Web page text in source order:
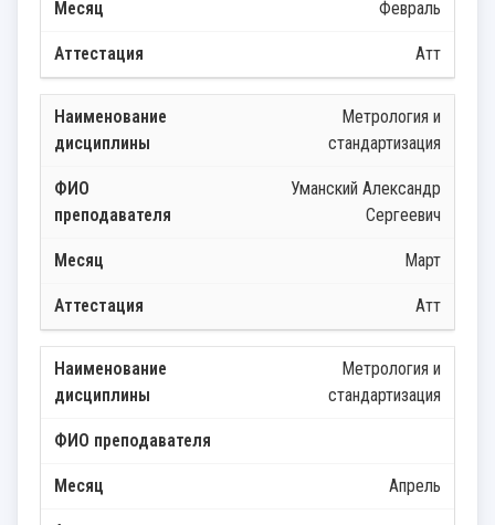
Февраль
Атт
Метрология и
стандартизация
Уманский Александр
Сергеевич
Март
Атт
Метрология и
стандартизация
Апрель